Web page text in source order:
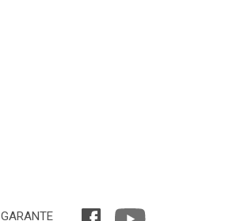
GARANTE